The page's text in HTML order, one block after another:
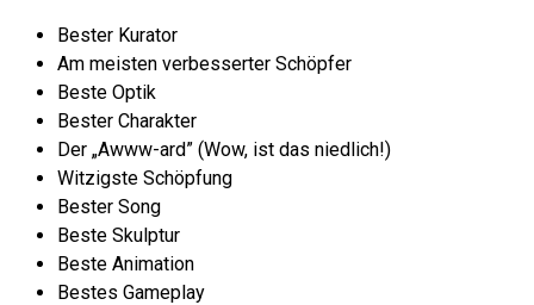
Bester Kurator
Am meisten verbesserter Schöpfer
Beste Optik
Bester Charakter
Der „Awww-ard” (Wow, ist das niedlich!)
Witzigste Schöpfung
Bester Song
Beste Skulptur
Beste Animation
Bestes Gameplay